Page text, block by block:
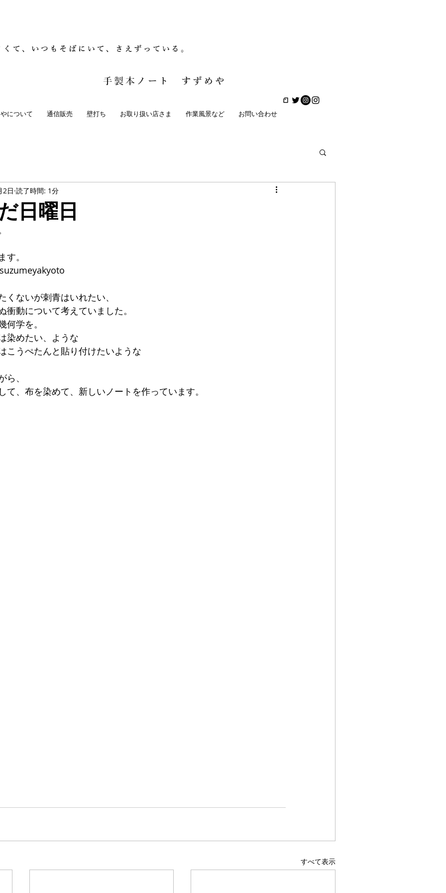
について 通信販売 壁打ち お取り扱い店さま 作業風景など お問い合わせ
日曜日
2日 読了時間: 1分
。
くないが刺青はいれたい、
衝動について考えていました。
学を。
染めたい、ような
こうぺたんと貼り付けたいような
、
て、布を染めて、新しいノートを作っています。
すべて表示